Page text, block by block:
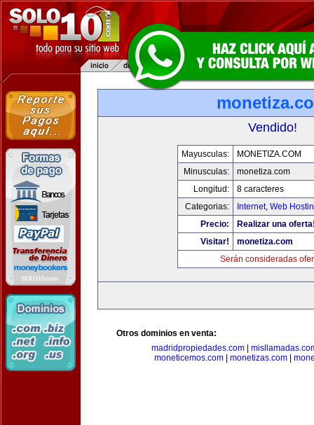
Vendido!
Mayusculas:
MONETIZA.COM
Minusculas:
monetiza.com
Longitud:
8 caracteres
Categorias:
Internet, Web
Precio:
Realizar una
Visitar!
monetiza.com
Serán consideradas
Otros dominios en venta:
madridpropiedades.com|
moneticemos.com| monetizas.com|